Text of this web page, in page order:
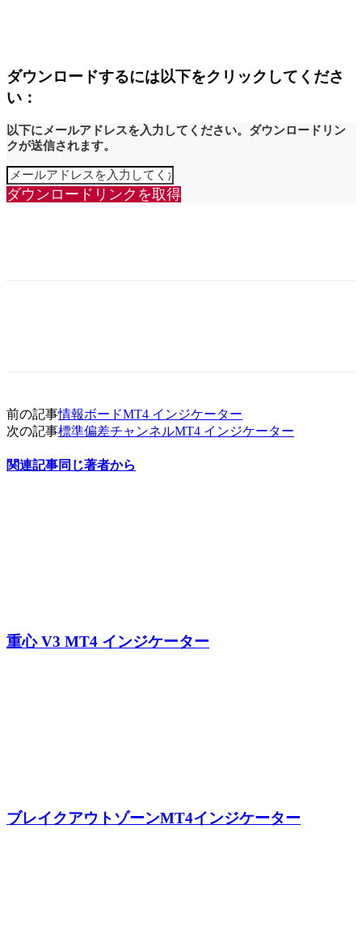
ダウンロードするには以下をクリックしてくださ
い：
以下にメールアドレスを入力してください。ダウンロードリン
クが送信されます。
ダウンロードリンクを取得
前の記事情報ボードMT4 インジケーター
次の記事標準偏差チャンネルMT4 インジケーター
関連記事同じ著者から
重心 V3 MT4 インジケーター
ブレイクアウトゾーンMT4インジケーター